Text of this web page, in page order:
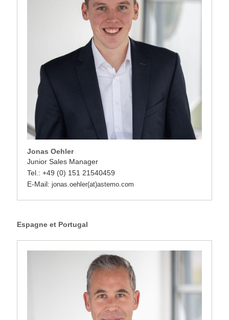
Jonas Oehler
Junior Sales Manager
Tel.: +49 (0) 151 21540459
E-Mail:jonas.oehler(at)astemo.com
Espagne et Portugal